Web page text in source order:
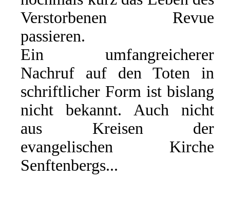
Verstorbenen Revue
passieren.
Ein umfangreicherer
Nachruf auf den Toten in
schriftlicher Form ist bislang
nicht bekannt. Auch nicht
aus Kreisen der
evangelischen Kirche
Senftenbergs...